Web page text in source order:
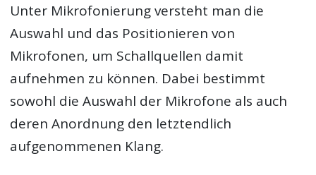
Unter Mikrofonierung versteht man die
Auswahl und das Positionieren von
Mikrofonen, um Schallquellen damit
aufnehmen zu können. Dabei bestimmt
sowohl die Auswahl der Mikrofone als auch
deren Anordnung den letztendlich
aufgenommenen Klang.